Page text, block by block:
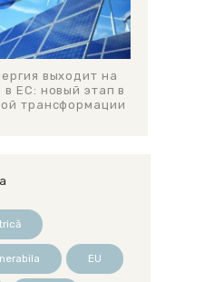
выходит на
в ЕС: новый этап в
трансформации
EU